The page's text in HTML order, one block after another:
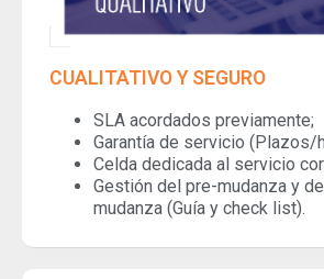
CUALITATIVO Y SEGURO
SLA acordados previamente;
Garantía de servicio (Plazos/
Celda dedicada al servicio
Gestión del pre-mudanza y
mudanza (Guía y check list).